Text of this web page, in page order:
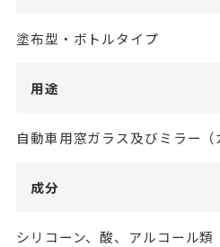
塗布型・ボトルタイプ
用途
自動車用窓ガラス及びミラー
成分
シリコーン、酸、アルコール類